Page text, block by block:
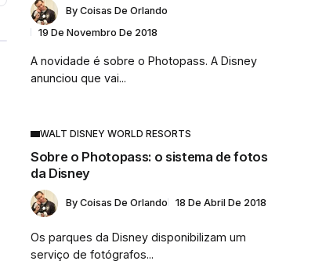
By Coisas De Orlando
19 De Novembro De 2018
A novidade é sobre o Photopass. A Disney
anunciou que vai...
WALT DISNEY WORLD RESORTS
Sobre o Photopass: o sistema de fotos
da Disney
By Coisas De Orlando 18 De Abril De 2018
Os parques da Disney disponibilizam um
serviço de fotógrafos...